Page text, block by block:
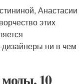
Анастасии
этих
ни в чем
10